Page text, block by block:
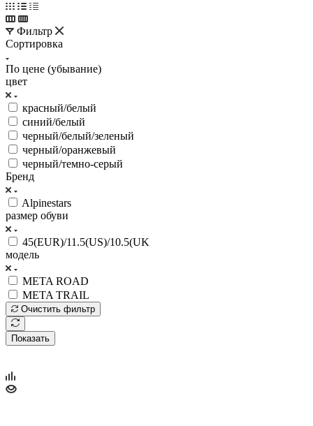
Фильтр
Сортировка
По цене (убывание)
цвет
красный/белый
синий/белый
черный/белый/зеленый
черный/оранжевый
черный/темно-серый
Бренд
Alpinestars
размер обуви
45(EUR)/11.5(US)/10.5(UK
модель
META ROAD
META TRAIL
Очистить фильтр
Показать